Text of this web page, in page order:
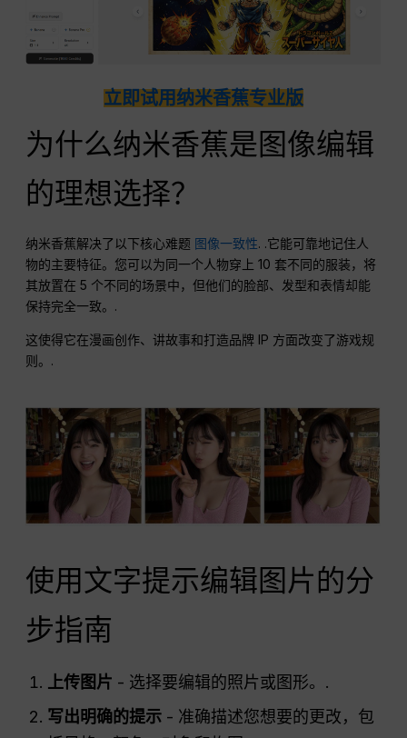
立即试用纳米香蕉专业版
为什么纳米香蕉是图像编辑
的理想选择？
纳米香蕉解决了以下核心难题 图像一致性. .它能可靠地记住人
物的主要特征。您可以为同一个人物穿上 10 套不同的服装，将
其放置在 5 个不同的场景中，但他们的脸部、发型和表情却能
保持完全一致。.
这使得它在漫画创作、讲故事和打造品牌 IP 方面改变了游戏规
则。.
使用文字提示编辑图片的分
步指南
上传图片 - 选择要编辑的照片或图形。.
写出明确的提示 - 准确描述您想要的更改，包